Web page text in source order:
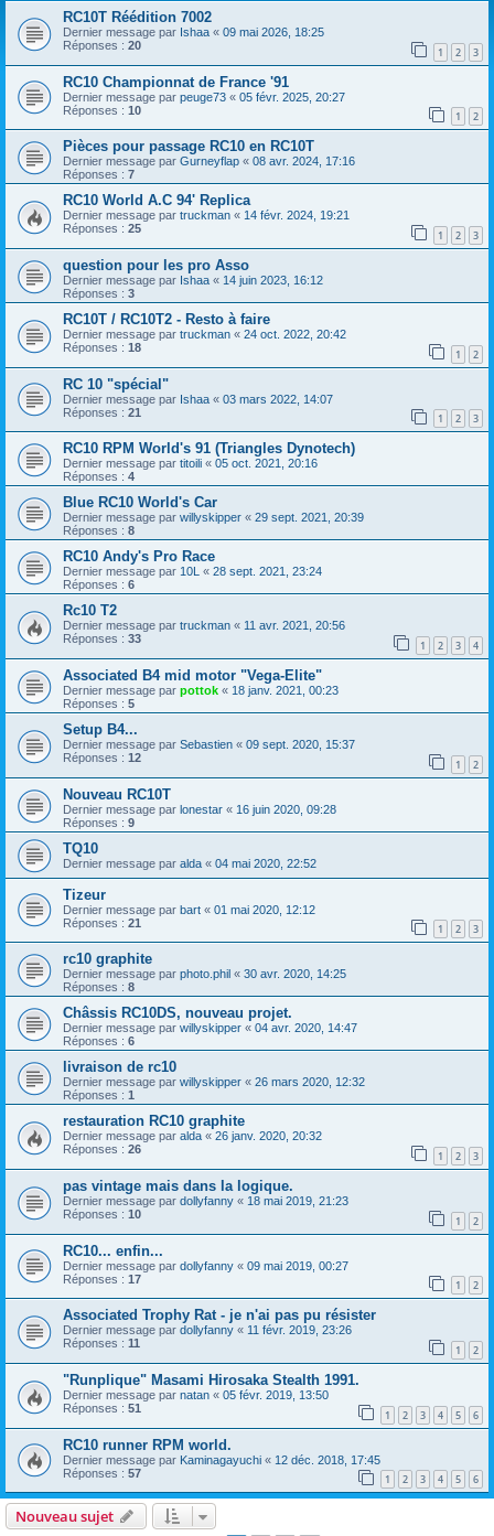
RC10T Réédition 7002
Dernier message par Ishaa « 09 mai 2026, 18:25
Réponses : 20 1 2 3
RC10 Championnat de France '91
Dernier message par peuge73 « 05 févr. 2025, 20:27
Réponses : 10 1 2
Pièces pour passage RC10 en RC10T
Dernier message par Gurneyflap « 08 avr. 2024, 17:16
Réponses : 7
RC10 World A.C 94' Replica
Dernier message par truckman « 14 févr. 2024, 19:21
Réponses : 25 1 2 3
question pour les pro Asso
Dernier message par Ishaa « 14 juin 2023, 16:12
Réponses : 3
RC10T / RC10T2 - Resto à faire
Dernier message par truckman « 24 oct. 2022, 20:42
Réponses : 18 1 2
RC 10 "spécial"
Dernier message par Ishaa « 03 mars 2022, 14:07
Réponses : 21 1 2 3
RC10 RPM World's 91 (Triangles Dynotech)
Dernier message par titoili « 05 oct. 2021, 20:16
Réponses : 4
Blue RC10 World's Car
Dernier message par willyskipper « 29 sept. 2021, 20:39
Réponses : 8
RC10 Andy's Pro Race
Dernier message par 10L « 28 sept. 2021, 23:24
Réponses : 6
Rc10 T2
Dernier message par truckman « 11 avr. 2021, 20:56
Réponses : 33 1 2 3 4
Associated B4 mid motor "Vega-Elite"
Dernier message par pottok « 18 janv. 2021, 00:23
Réponses : 5
Setup B4...
Dernier message par Sebastien « 09 sept. 2020, 15:37
Réponses : 12 1 2
Nouveau RC10T
Dernier message par lonestar « 16 juin 2020, 09:28
Réponses : 9
TQ10
Dernier message par alda « 04 mai 2020, 22:52
Tizeur
Dernier message par bart « 01 mai 2020, 12:12
Réponses : 21 1 2 3
rc10 graphite
Dernier message par photo.phil « 30 avr. 2020, 14:25
Réponses : 8
Châssis RC10DS, nouveau projet.
Dernier message par willyskipper « 04 avr. 2020, 14:47
Réponses : 6
livraison de rc10
Dernier message par willyskipper « 26 mars 2020, 12:32
Réponses : 1
restauration RC10 graphite
Dernier message par alda « 26 janv. 2020, 20:32
Réponses : 26 1 2 3
pas vintage mais dans la logique.
Dernier message par dollyfanny « 18 mai 2019, 21:23
Réponses : 10 1 2
RC10... enfin...
Dernier message par dollyfanny « 09 mai 2019, 00:27
Réponses : 17 1 2
Associated Trophy Rat - je n'ai pas pu résister
Dernier message par dollyfanny « 11 févr. 2019, 23:26
Réponses : 11 1 2
"Runplique" Masami Hirosaka Stealth 1991.
Dernier message par natan « 05 févr. 2019, 13:50
Réponses : 51 1 2 3 4 5 6
RC10 runner RPM world.
Dernier message par Kaminagayuchi « 12 déc. 2018, 17:45
Réponses : 57 1 2 3 4 5 6
Nouveau sujet